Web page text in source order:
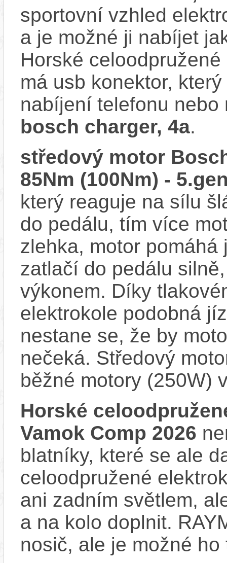
sportovní vzhled
a je možné ji nabíjet
Horské
má usb konektor,
nabíjení telefonu
bosch charger, 4a.
středový motor
85Nm (100Nm) -
který reaguje na sílu
do pedálu, tím více
zlehka, motor
zatlačí do pedálu
výkonem. Díky
elektrokole podobná
nestane se, že by
nečeká. Středový
běžné motory (250W)
Horské
Vamok Comp 2026
blatníky, které se ale
celoodpružené
ani zadním světlem,
a na kolo doplnit.
nosič, ale je možné